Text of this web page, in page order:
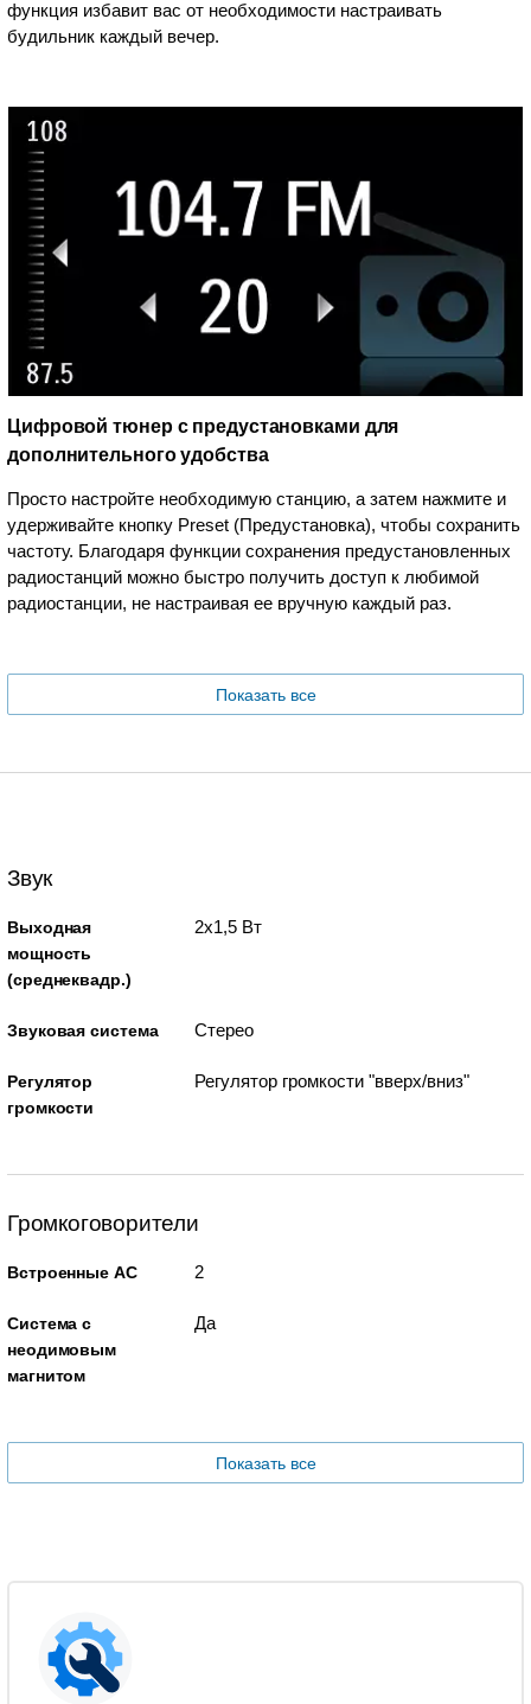
функция избавит вас от необходимости настраивать
будильник каждый вечер.
Цифровой тюнер с предустановками для
дополнительного удобства
Просто настройте необходимую станцию, а затем нажмите и
удерживайте кнопку Preset (Предустановка), чтобы сохранить
частоту. Благодаря функции сохранения предустановленных
радиостанций можно быстро получить доступ к любимой
радиостанции, не настраивая ее вручную каждый раз.
Показать все
Звук
Выходная
мощность
(среднеквадр.)
2x1,5 Вт
Звуковая система Стерео
Регулятор
громкости
Регулятор громкости "вверх/вниз"
Громкоговорители
Встроенные АС 2
Система с
неодимовым
магнитом
Да
Показать все